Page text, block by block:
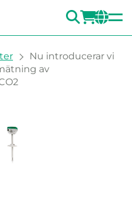
SÖK
Nu introducerar vi
av